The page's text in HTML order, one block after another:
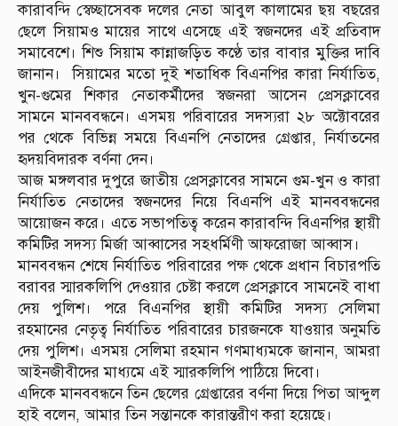
কারাবন্দি স্বেচ্ছাসেবক দলের নেতা আবুল কালামের ছয় বছরের
ছেলে সিয়ামও মায়ের সাথে এসেছে এই স্বজনদের এই প্রতিবাদ
সমাবেশে। শিশু সিয়াম কান্নাজড়িত কণ্ঠে তার বাবার মুক্তির দাবি
জানান। সিয়ামের মতো দুই শতাধিক বিএনপির কারা নির্যাতিত,
খুন-গুমের শিকার নেতাকর্মীদের স্বজনরা আসেন প্রেসক্লাবের
সামনে মানববন্ধনে। এসময় পরিবারের সদস্যরা ২৮ অক্টোবরের
পর থেকে বিভিন্ন সময়ে বিএনপি নেতাদের গ্রেপ্তার, নির্যাতনের
হৃদয়বিদারক বর্ণনা দেন।
আজ মঙ্গলবার দুপুরে জাতীয় প্রেসক্লাবের সামনে গুম-খুন ও কারা
নির্যাতিত নেতাদের স্বজনদের নিয়ে বিএনপি এই মানববন্ধনের
আয়োজন করে। এতে সভাপতিত্ব করেন কারাবন্দি বিএনপির স্থায়ী
কমিটির সদস্য মির্জা আব্বাসের সহধর্মিণী আফরোজা আব্বাস।
মানববন্ধন শেষে নির্যাতিত পরিবারের পক্ষ থেকে প্রধান বিচারপতি
বরাবর স্মারকলিপি দেওয়ার চেষ্টা করলে প্রেসক্লাবে সামনেই বাধা
দেয় পুলিশ। পরে বিএনপির স্থায়ী কমিটির সদস্য সেলিমা
রহমানের নেতৃত্ব নির্যাতিত পরিবারের চারজনকে যাওয়ার অনুমতি
দেয় পুলিশ। এসময় সেলিমা রহমান গণমাধ্যমকে জানান, আমরা
আইনজীবীদের মাধ্যমে এই স্মারকলিপি পাঠিয়ে দিবো।
এদিকে মানববন্ধনে তিন ছেলের গ্রেপ্তারের বর্ণনা দিয়ে পিতা আব্দুল
হাই বলেন, আমার তিন সন্তানকে কারান্তরীণ করা হয়েছে।